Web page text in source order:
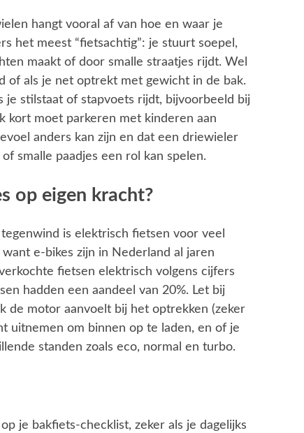
hangt vooral af van hoe en waar je
het meest “fietsachtig”: je stuurt soepel,
maakt of door smalle straatjes rijdt. Wel
of als je net optrekt met gewicht in de bak.
je stilstaat of stapvoets rijdt, bijvoorbeeld bij
kort moet parkeren met kinderen aan
anders kan zijn en dat een driewieler
smalle paadjes een rol kan spelen.
op eigen kracht?
is elektrisch fietsen voor veel
e-bikes zijn in Nederland al jaren
fietsen elektrisch volgens cijfers
hadden een aandeel van 20%. Let bij
de motor aanvoelt bij het optrekken (zeker
uitnemen om binnen op te laden, en of je
standen zoals eco, normal en turbo.
je bakfiets-checklist, zeker als je dagelijks